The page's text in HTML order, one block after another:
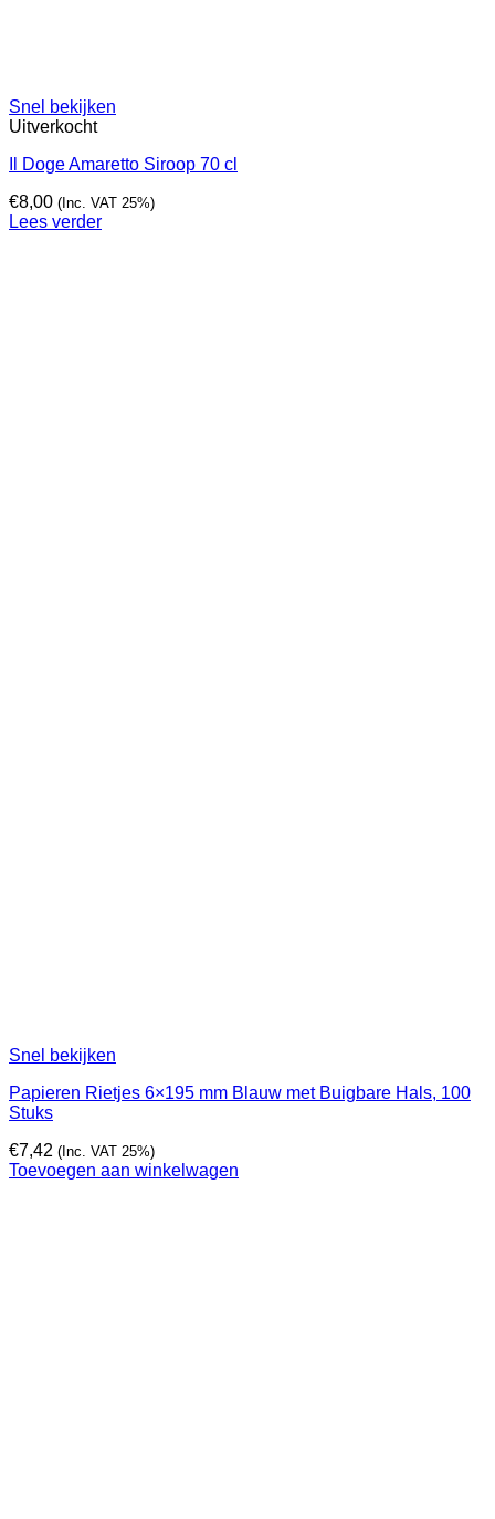
Snel bekijken
Uitverkocht
Il Doge Amaretto Siroop 70 cl
€8,00 (Inc. VAT 25%)
Lees verder
Snel bekijken
Papieren Rietjes 6×195 mm Blauw met Buigbare Hals, 100
Stuks
€7,42 (Inc. VAT 25%)
Toevoegen aan winkelwagen